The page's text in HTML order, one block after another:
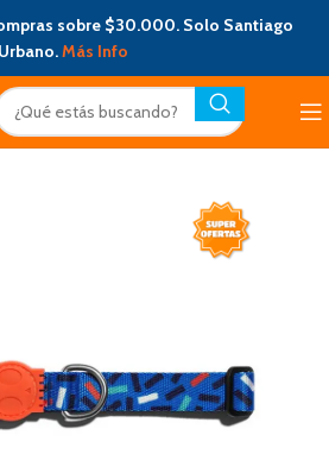
sobre $30.000. Solo Santiago
Urbano.Más Info